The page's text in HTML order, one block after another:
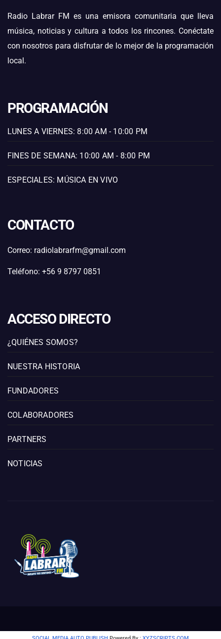
Radio Labrar FM es una emisora comunitaria que lleva
música, noticias y cultura a todos los rincones. Conéctate
con nosotros para disfrutar de lo mejor de la programación
local.
PROGRAMACIÓN
LUNES A VIERNES: 8:00 AM - 10:00 PM
FINES DE SEMANA: 10:00 AM - 8:00 PM
ESPECIALES: MÚSICA EN VIVO
CONTACTO
Correo: radiolabrarfm@gmail.com
Teléfono: +56 9 8797 0851
ACCESO DIRECTO
¿QUIÉNES SOMOS?
NUESTRA HISTORIA
FUNDADORES
COLABORADORES
PARTNERS
NOTICIAS